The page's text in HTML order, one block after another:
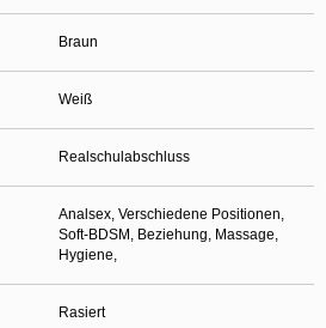
Braun
Weiß
Realschulabschluss
Analsex, Verschiedene Positionen,
Soft-BDSM, Beziehung, Massage,
Hygiene,
Rasiert